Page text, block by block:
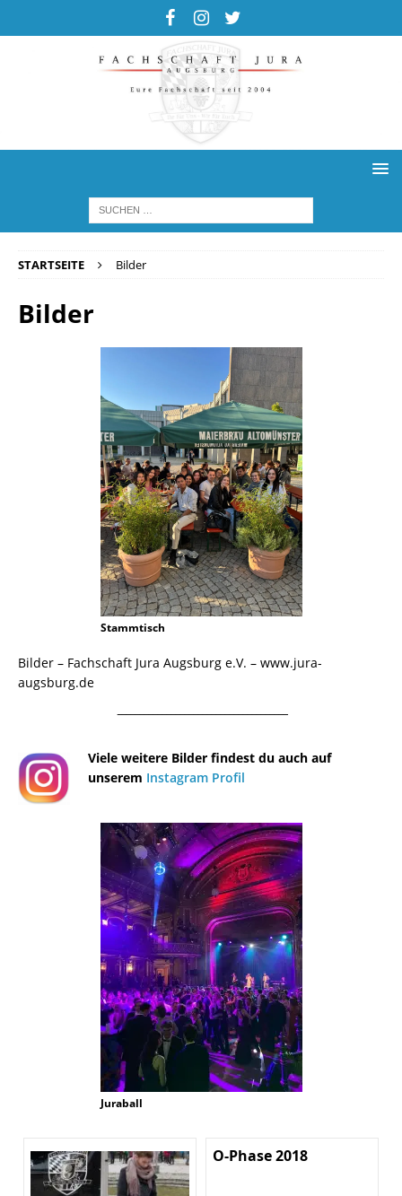
STARTSEITE Bilder
Bilder
Stammtisch
Bilder – Fachschaft Jura Augsburg e.V. – www.jura-
augsburg.de
¯¯¯¯¯¯¯¯¯¯¯¯¯¯¯¯¯¯¯¯¯¯¯¯¯¯¯¯¯¯¯¯¯¯¯¯¯¯
Viele weitere Bilder findest du auch auf
unserem Instagram Profil
Juraball
O-Phase 2018